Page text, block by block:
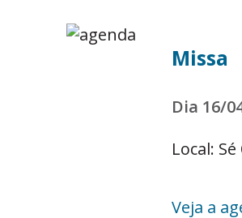
Missa
Dia 16/
Local:
Veja a